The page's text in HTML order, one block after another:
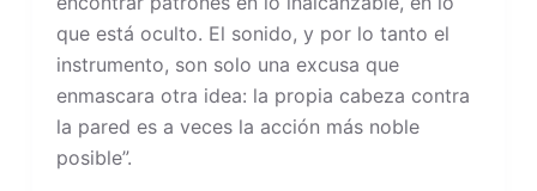
que está oculto. El sonido, y por lo tanto el
instrumento, son solo una excusa que
enmascara otra idea: la propia cabeza contra
la pared es a veces la acción más noble
posible”.